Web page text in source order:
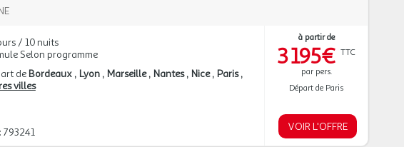
/ 10 nuits
Selon programme
de Bordeaux Lyon Marseille Nantes Nice Paris
villes
793241
à partir de
3 195€ TTC
par pers.
Départ de Paris
VOIR L'OFFRE